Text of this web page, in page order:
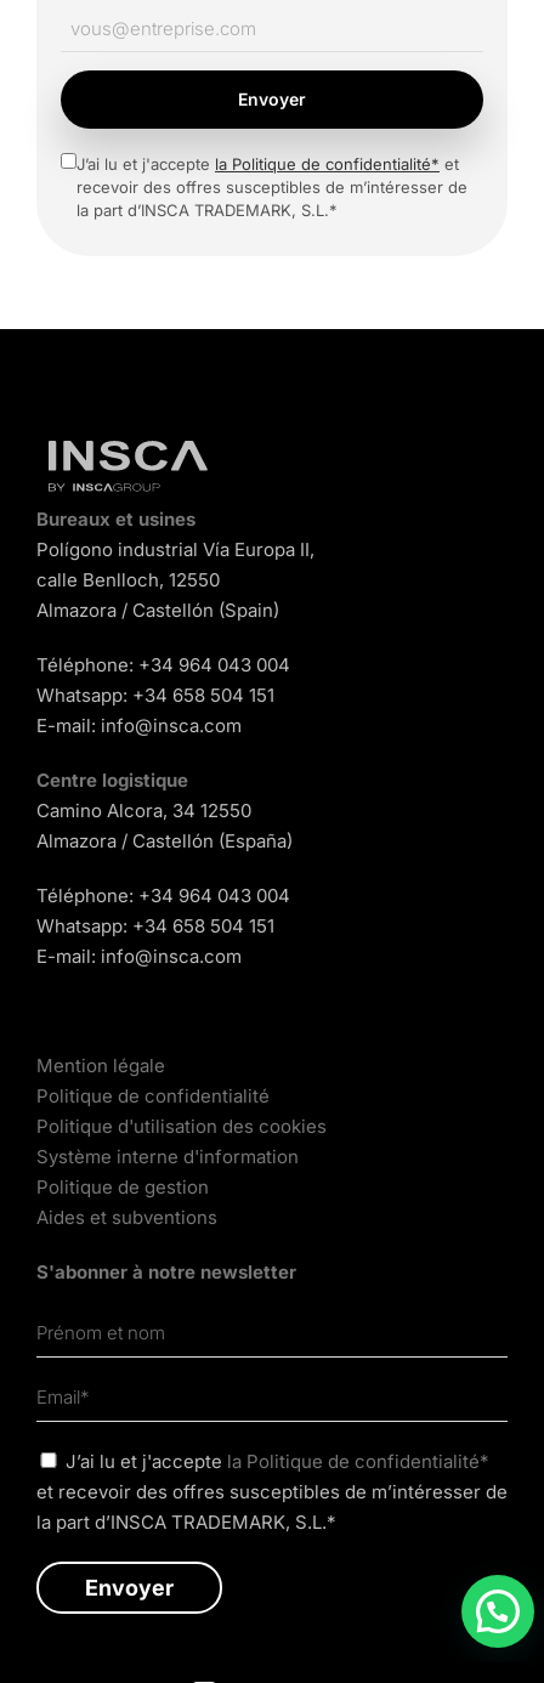
Envoyer
J’ai lu et j'accepte la Politique de confidentialité* et
recevoir des offres susceptibles de m’intéresser de
la part d’INSCA TRADEMARK, S.L.*
Bureaux et usines
Polígono industrial Vía Europa II,
calle Benlloch, 12550
Almazora / Castellón (Spain)
Téléphone: +34 964 043 004
Whatsapp: +34 658 504 151
E-mail: info@insca.com
Centre logistique
Camino Alcora, 34 12550
Almazora / Castellón (España)
Téléphone: +34 964 043 004
Whatsapp: +34 658 504 151
E-mail: info@insca.com
Mention légale
Politique de confidentialité
Politique d'utilisation des cookies
Système interne d'information
Politique de gestion
Aides et subventions
S'abonner à notre newsletter
J’ai lu et j'accepte la Politique de confidentialité*
et recevoir des offres susceptibles de m’intéresser de
la part d’INSCA TRADEMARK, S.L.*